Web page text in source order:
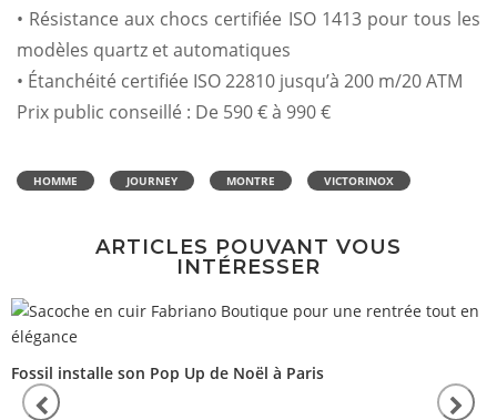
• Résistance aux chocs certifiée ISO 1413 pour tous les
modèles quartz et automatiques
• Étanchéité certifiée ISO 22810 jusqu’à 200 m/20 ATM
Prix public conseillé : De 590 € à 990 €
HOMME JOURNEY MONTRE VICTORINOX
ARTICLES POUVANT VOUS
INTÉRESSER
Fossil installe son Pop Up de Noël à Paris